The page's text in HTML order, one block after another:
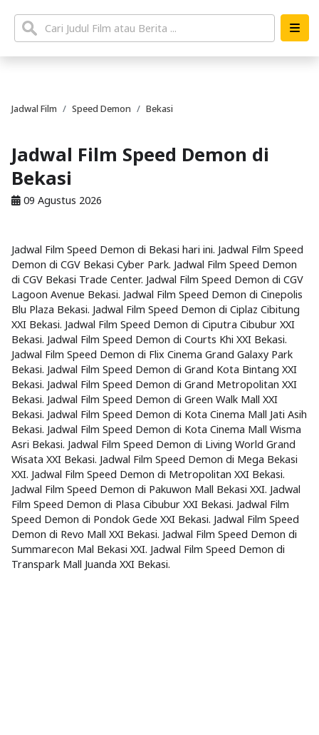
Jadwal Film Speed Demon Bekasi
Jadwal Film Speed Demon di
Bekasi
09 Agustus 2026
Jadwal Film Speed Demon di Bekasi hari ini. Jadwal Film Speed
Demon di CGV Bekasi Cyber Park. Jadwal Film Speed Demon
di CGV Bekasi Trade Center. Jadwal Film Speed Demon di CGV
Lagoon Avenue Bekasi. Jadwal Film Speed Demon di Cinepolis
Blu Plaza Bekasi. Jadwal Film Speed Demon di Ciplaz Cibitung
XXI Bekasi. Jadwal Film Speed Demon di Ciputra Cibubur XXI
Bekasi. Jadwal Film Speed Demon di Courts Khi XXI Bekasi.
Jadwal Film Speed Demon di Flix Cinema Grand Galaxy Park
Bekasi. Jadwal Film Speed Demon di Grand Kota Bintang XXI
Bekasi. Jadwal Film Speed Demon di Grand Metropolitan XXI
Bekasi. Jadwal Film Speed Demon di Green Walk Mall XXI
Bekasi. Jadwal Film Speed Demon di Kota Cinema Mall Jati Asih
Bekasi. Jadwal Film Speed Demon di Kota Cinema Mall Wisma
Asri Bekasi. Jadwal Film Speed Demon di Living World Grand
Wisata XXI Bekasi. Jadwal Film Speed Demon di Mega Bekasi
XXI. Jadwal Film Speed Demon di Metropolitan XXI Bekasi.
Jadwal Film Speed Demon di Pakuwon Mall Bekasi XXI. Jadwal
Film Speed Demon di Plasa Cibubur XXI Bekasi. Jadwal Film
Speed Demon di Pondok Gede XXI Bekasi. Jadwal Film Speed
Demon di Revo Mall XXI Bekasi. Jadwal Film Speed Demon di
Summarecon Mal Bekasi XXI. Jadwal Film Speed Demon di
Transpark Mall Juanda XXI Bekasi.